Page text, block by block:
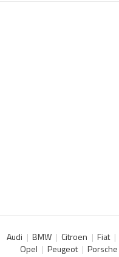
Audi BMW Citroen Fiat
Opel
Peugeot Porsche